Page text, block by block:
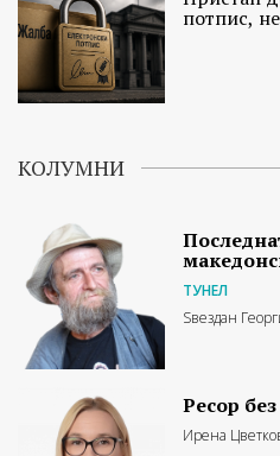
потпис,
КОЛУМНИ
ТУНЕЛ
Ѕвездан
Ресор
Ирена